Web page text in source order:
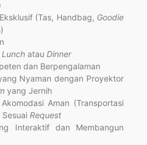
(Tas, Handbag, Goodie
Lunch atau Dinner
dan Berpengalaman
Nyaman dengan Proyektor
yang Jernih
Aman (Transportasi
Request
Interaktif dan Membangun